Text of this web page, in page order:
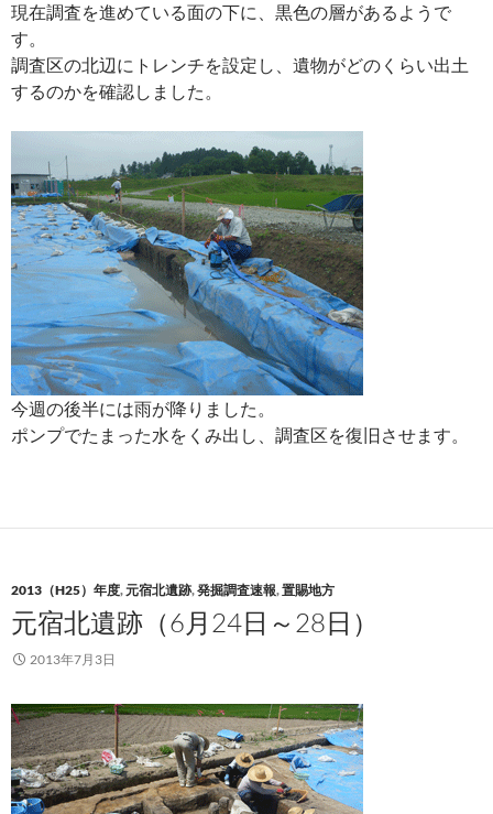
現在調査を進めている面の下に、黒色の層があるようで
す。
調査区の北辺にトレンチを設定し、遺物がどのくらい出土
するのかを確認しました。
今週の後半には雨が降りました。
ポンプでたまった水をくみ出し、調査区を復旧させます。
2013（H25）年度,元宿北遺跡,発掘調査速報,置賜地方
元宿北遺跡（6月24日～28日）
2013年7月3日